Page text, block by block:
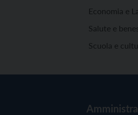
Economia e
Salute e
Scuola e